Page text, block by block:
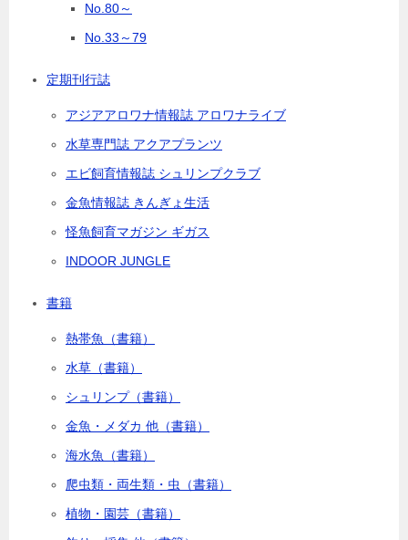
No.80～
No.33～79
定期刊行誌
アジアアロワナ情報誌 アロワナライブ
水草専門誌 アクアプランツ
エビ飼育情報誌 シュリンプクラブ
金魚情報誌 きんぎょ生活
怪魚飼育マガジン ギガス
INDOOR JUNGLE
書籍
熱帯魚（書籍）
水草（書籍）
シュリンプ（書籍）
金魚・メダカ 他（書籍）
海水魚（書籍）
爬虫類・両生類・虫（書籍）
植物・園芸（書籍）